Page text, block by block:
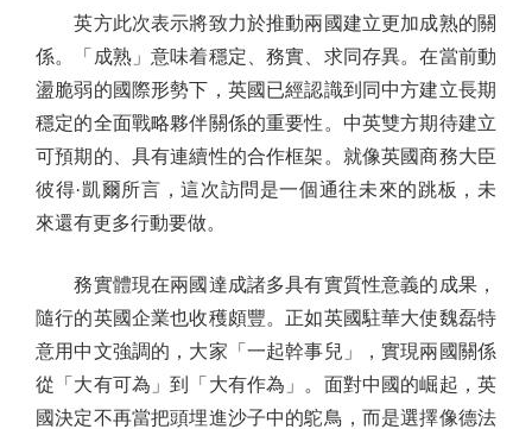
英方此次表示將致力於推動兩國建立更加成熟的關
係。「成熟」意味着穩定、務實、求同存異。在當前動
盪脆弱的國際形勢下，英國已經認識到同中方建立長期
穩定的全面戰略夥伴關係的重要性。中英雙方期待建立
可預期的、具有連續性的合作框架。就像英國商務大臣
彼得·凱爾所言，這次訪問是一個通往未來的跳板，未
來還有更多行動要做。
務實體現在兩國達成諸多具有實質性意義的成果，
隨行的英國企業也收穫頗豐。正如英國駐華大使魏磊特
意用中文強調的，大家「一起幹事兒」，實現兩國關係
從「大有可為」到「大有作為」。面對中國的崛起，英
國決定不再當把頭埋進沙子中的鴕鳥，而是選擇像德法